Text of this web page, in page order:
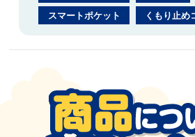
スマートポケット くもり止め